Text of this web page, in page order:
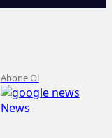
Abone Ol
News